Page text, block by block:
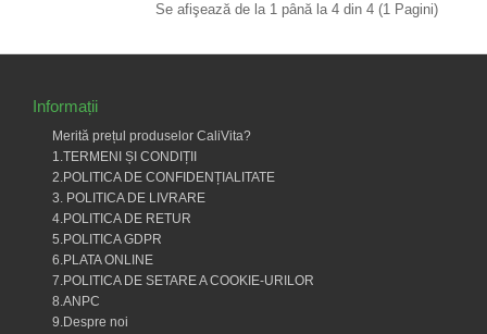
Se afişează de la 1 până la 4 din 4 (1 Pagini)
Informații
Merită prețul produselor CaliVita?
1.TERMENI ȘI CONDIȚII
2.POLITICA DE CONFIDENȚIALITATE
3. POLITICA DE LIVRARE
4.POLITICA DE RETUR
5.POLITICA GDPR
6.PLATA ONLINE
7.POLITICA DE SETARE A COOKIE-URILOR
8.ANPC
9.Despre noi